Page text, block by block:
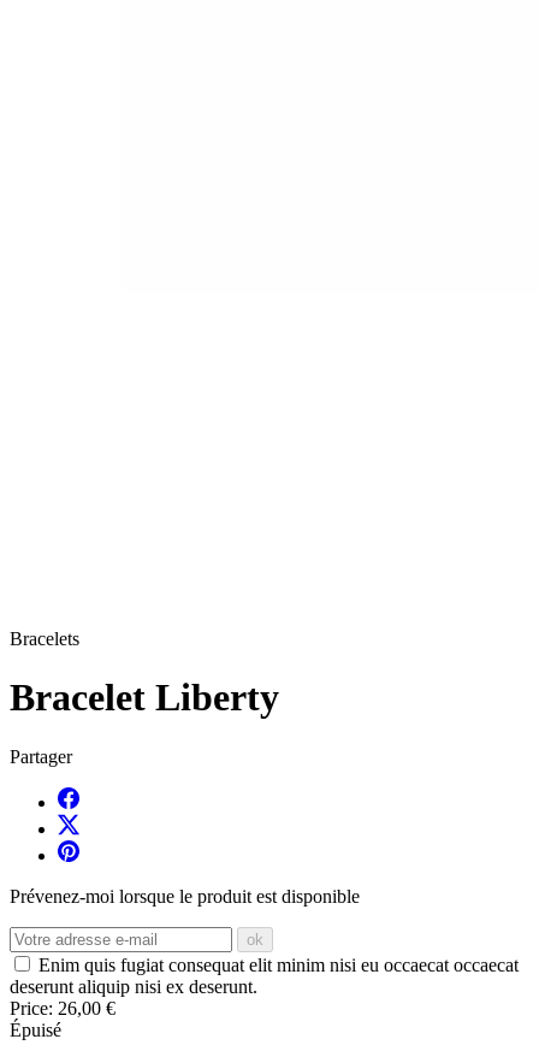
Bracelets
Bracelet Liberty
Partager
Prévenez-moi lorsque le produit est disponible
ok
Enim quis fugiat consequat elit minim nisi eu occaecat occaecat
deserunt aliquip nisi ex deserunt.
Price: 26,00 €
Épuisé